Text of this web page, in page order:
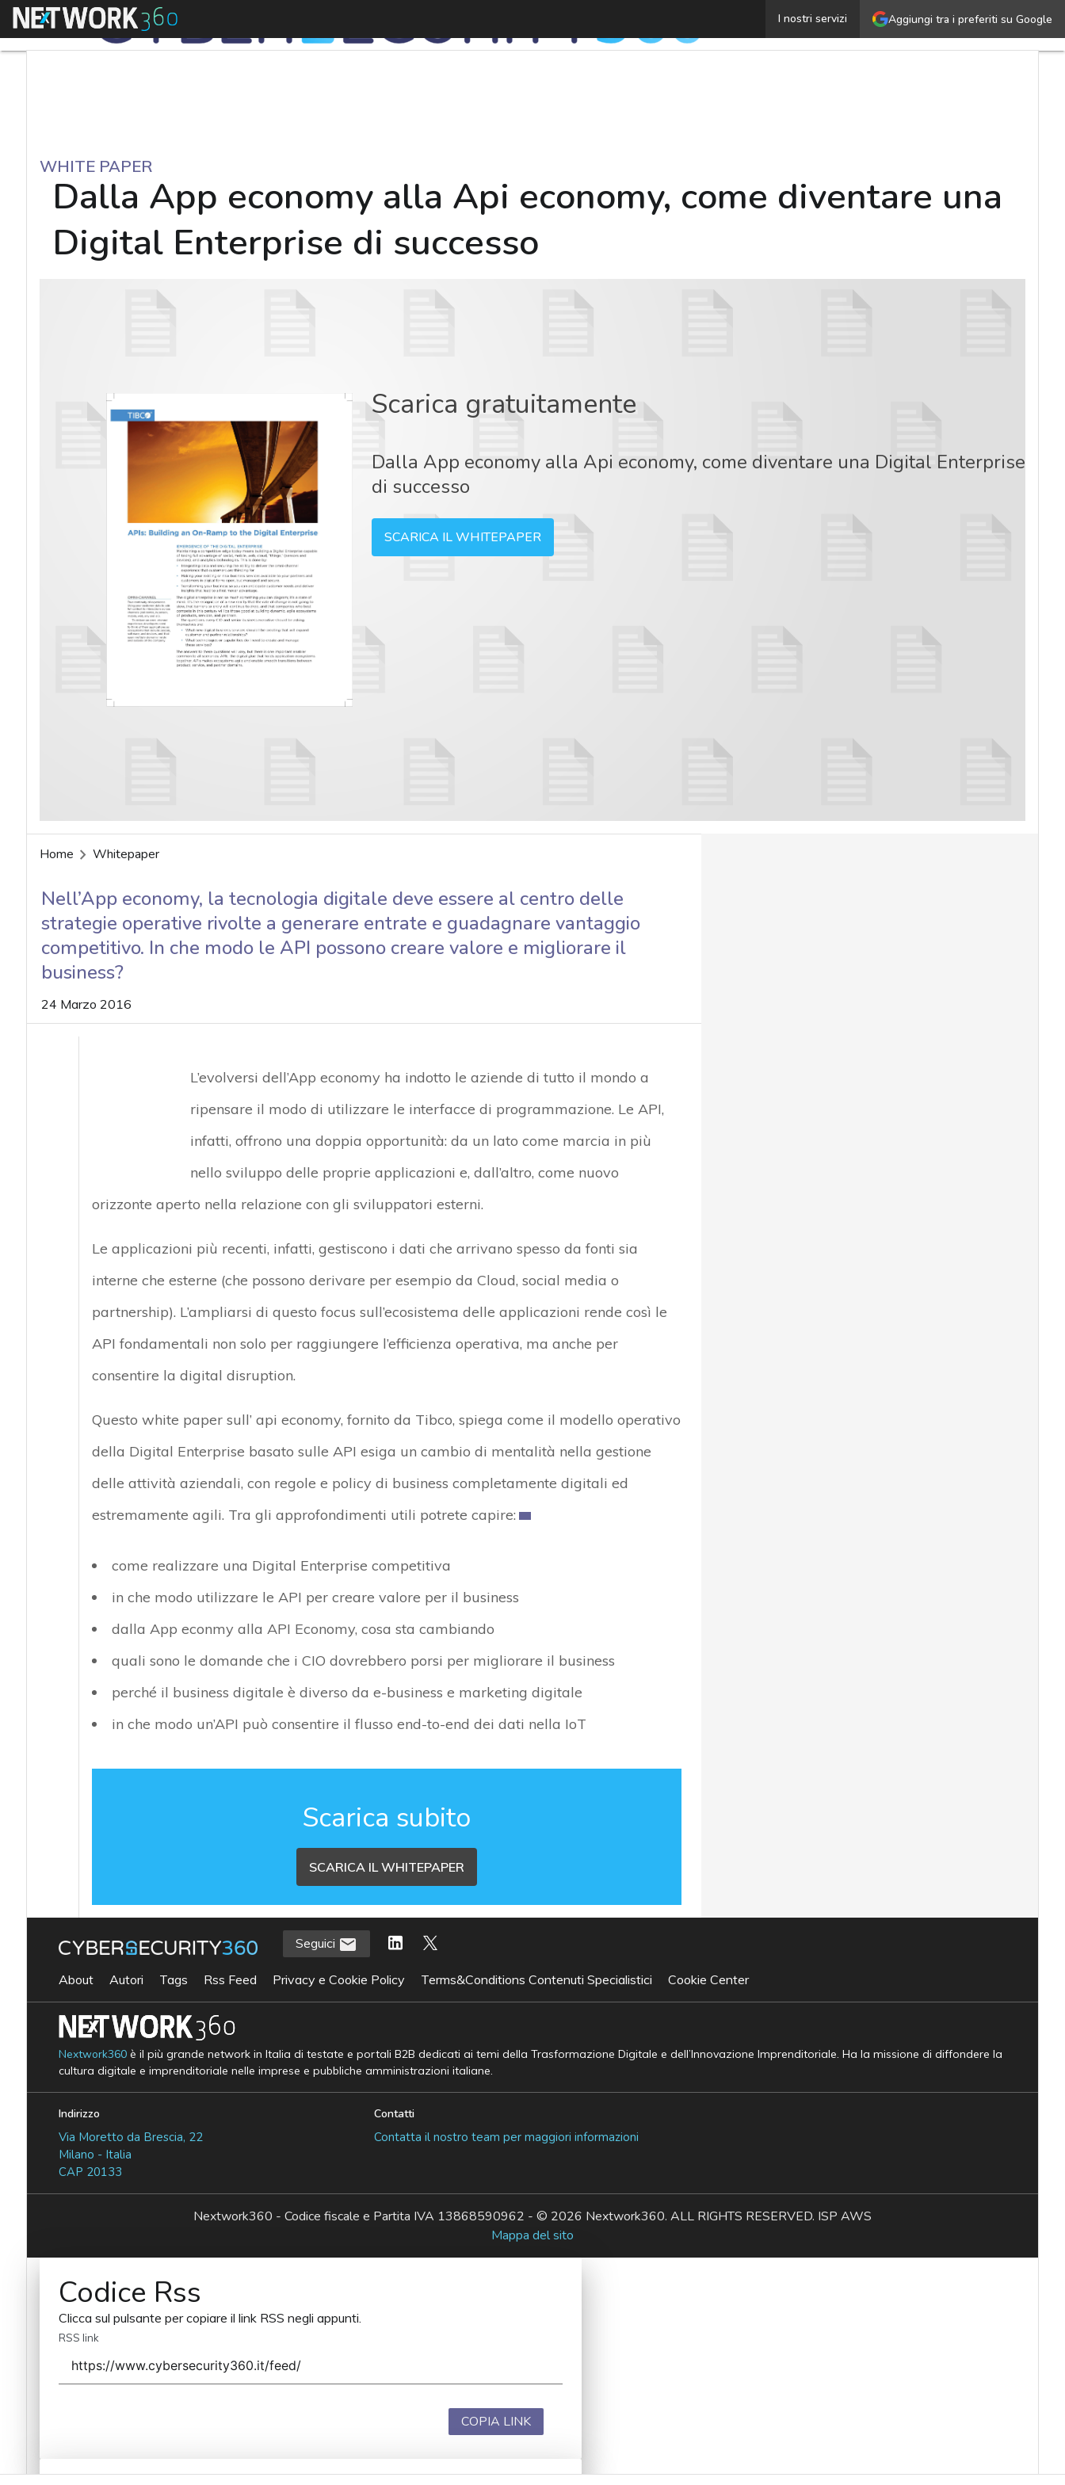
Aggiungi tra i preferiti su Google
I nostri servizi
Menu Dalla App economy alla Api economy, come diventare
WHITE PAPER
Dalla App economy alla Api economy, come diventare una
Digital Enterprise di successo
Scarica gratuitamente
Dalla App economy alla Api economy, come diventare una Digital Enterprise
di successo
SCARICA IL WHITEPAPER
Home Whitepaper
Nell’App economy, la tecnologia digitale deve essere al centro delle
strategie operative rivolte a generare entrate e guadagnare vantaggio
competitivo. In che modo le API possono creare valore e migliorare il
business?
24 Marzo 2016
L’evolversi dell’App economy ha indotto le aziende di tutto il mondo a
ripensare il modo di utilizzare le interfacce di programmazione. Le API,
infatti, offrono una doppia opportunità: da un lato come marcia in più
nello sviluppo delle proprie applicazioni e, dall’altro, come nuovo
orizzonte aperto nella relazione con gli sviluppatori esterni.
Le applicazioni più recenti, infatti, gestiscono i dati che arrivano spesso da fonti sia
interne che esterne (che possono derivare per esempio da Cloud, social media o
partnership). L’ampliarsi di questo focus sull’ecosistema delle applicazioni rende così le
API fondamentali non solo per raggiungere l’efficienza operativa, ma anche per
consentire la digital disruption.
Questo white paper sull’ api economy, fornito da Tibco, spiega come il modello operativo
della Digital Enterprise basato sulle API esiga un cambio di mentalità nella gestione
delle attività aziendali, con regole e policy di business completamente digitali ed
estremamente agili. Tra gli approfondimenti utili potrete capire:
come realizzare una Digital Enterprise competitiva
in che modo utilizzare le API per creare valore per il business
dalla App econmy alla API Economy, cosa sta cambiando
quali sono le domande che i CIO dovrebbero porsi per migliorare il business
perché il business digitale è diverso da e-business e marketing digitale
in che modo un’API può consentire il flusso end-to-end dei dati nella IoT
Scarica subito
SCARICA IL WHITEPAPER
Seguici
About Autori Tags Rss Feed Privacy e Cookie Policy Terms&Conditions Contenuti Specialistici Cookie Center
Nextwork360è il più grande network in Italia di testate e portali B2B dedicati ai temi della Trasformazione Digitale e dell’Innovazione Imprenditoriale. Ha la missione di diffondere la
cultura digitale e imprenditoriale nelle imprese e pubbliche amministrazioni italiane.
Indirizzo
Via Moretto da Brescia, 22
Milano - Italia
CAP 20133
Contatti
Contatta il nostro team per maggiori informazioni
Nextwork360 - Codice fiscale e Partita IVA 13868590962 - © 2026 Nextwork360. ALL RIGHTS RESERVED. ISP AWS
Mappa del sito
Codice Rss
Clicca sul pulsante per copiare il link RSS negli appunti.
RSS link
COPIA LINK